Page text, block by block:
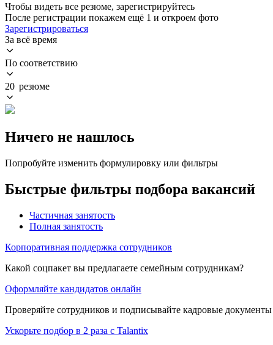
Чтобы видеть все резюме, зарегистрируйтесь
После регистрации покажем ещё 1 и откроем фото
Зарегистрироваться
За всё время
По соответствию
20 резюме
Ничего не нашлось
Попробуйте изменить формулировку или фильтры
Быстрые фильтры подбора вакансий
Частичная занятость
Полная занятость
Корпоративная поддержка сотрудников
Какой соцпакет вы предлагаете семейным сотрудникам?
Оформляйте кандидатов онлайн
Проверяйте сотрудников и подписывайте кадровые
Ускорьте подбор в 2 раза с Talantix